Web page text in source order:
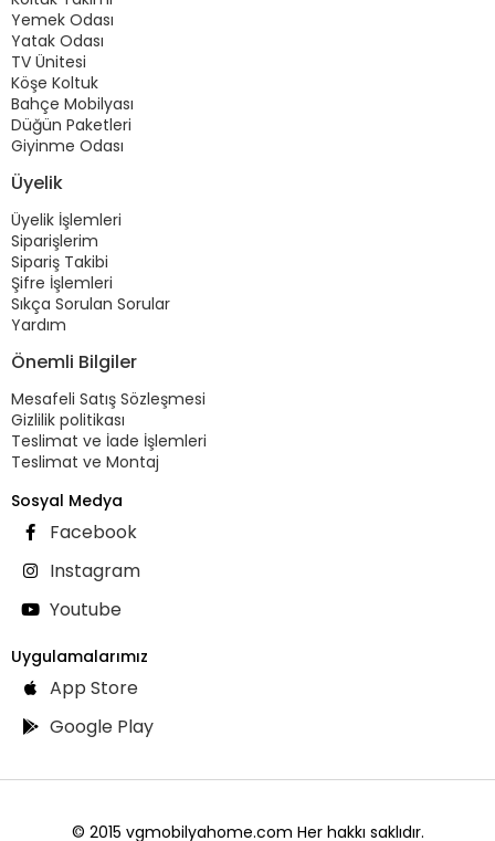
Yemek Odası
Yatak Odası
TV Ünitesi
Köşe Koltuk
Bahçe Mobilyası
Düğün Paketleri
Giyinme Odası
Üyelik
Üyelik İşlemleri
Siparişlerim
Sipariş Takibi
Şifre İşlemleri
Sıkça Sorulan Sorular
Yardım
Önemli Bilgiler
Mesafeli Satış Sözleşmesi
Gizlilik politikası
Teslimat ve İade İşlemleri
Teslimat ve Montaj
Sosyal Medya
Facebook
Instagram
Youtube
Uygulamalarımız
App Store
Google Play
© 2015 vgmobilyahome.com Her hakkı saklıdır.